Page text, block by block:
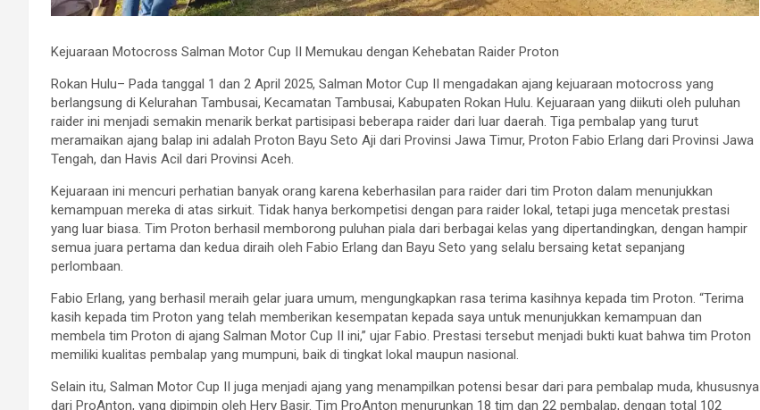
Kejuaraan Motocross Salman Motor Cup II Memukau dengan Kehebatan Raider Proton
Rokan Hulu– Pada tanggal 1 dan 2 April 2025, Salman Motor Cup II mengadakan ajang kejuaraan motocross yang
berlangsung di Kelurahan Tambusai, Kecamatan Tambusai, Kabupaten Rokan Hulu. Kejuaraan yang diikuti oleh puluhan
raider ini menjadi semakin menarik berkat partisipasi beberapa raider dari luar daerah. Tiga pembalap yang turut
meramaikan ajang balap ini adalah Proton Bayu Seto Aji dari Provinsi Jawa Timur, Proton Fabio Erlang dari Provinsi Jawa
Tengah, dan Havis Acil dari Provinsi Aceh.
Kejuaraan ini mencuri perhatian banyak orang karena keberhasilan para raider dari tim Proton dalam menunjukkan
kemampuan mereka di atas sirkuit. Tidak hanya berkompetisi dengan para raider lokal, tetapi juga mencetak prestasi
yang luar biasa. Tim Proton berhasil memborong puluhan piala dari berbagai kelas yang dipertandingkan, dengan hampir
semua juara pertama dan kedua diraih oleh Fabio Erlang dan Bayu Seto yang selalu bersaing ketat sepanjang
perlombaan.
Fabio Erlang, yang berhasil meraih gelar juara umum, mengungkapkan rasa terima kasihnya kepada tim Proton. “Terima
kasih kepada tim Proton yang telah memberikan kesempatan kepada saya untuk menunjukkan kemampuan dan
membela tim Proton di ajang Salman Motor Cup II ini,” ujar Fabio. Prestasi tersebut menjadi bukti kuat bahwa tim Proton
memiliki kualitas pembalap yang mumpuni, baik di tingkat lokal maupun nasional.
Selain itu, Salman Motor Cup II juga menjadi ajang yang menampilkan potensi besar dari para pembalap muda, khususnya
dari ProAnton, yang dipimpin oleh Hery Basir. Tim ProAnton menurunkan 18 tim dan 22 pembalap, dengan total 102